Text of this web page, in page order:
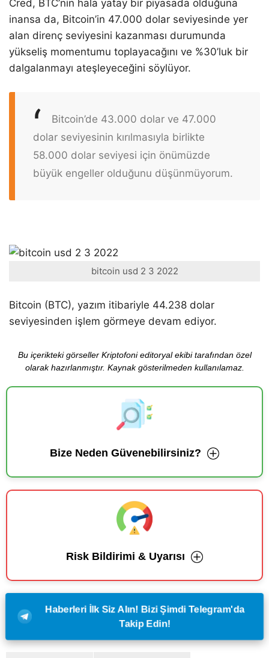
Cred, BTC’nin hala yatay bir piyasada olduğuna
inansa da, Bitcoin’in 47.000 dolar seviyesinde yer
alan direnç seviyesini kazanması durumunda
yükseliş momentumu toplayacağını ve %30’luk bir
dalgalanmayı ateşleyeceğini söylüyor.
Bitcoin’de 43.000 dolar ve 47.000
dolar seviyesinin kırılmasıyla birlikte
58.000 dolar seviyesi için önümüzde
büyük engeller olduğunu düşünmüyorum.
bitcoin usd 2 3 2022
Bitcoin (BTC), yazım itibariyle 44.238 dolar
seviyesinden işlem görmeye devam ediyor.
Bu içerikteki görseller Kriptofoni editoryal ekibi tarafından özel
olarak hazırlanmıştır. Kaynak gösterilmeden kullanılamaz.
Bize Neden Güvenebilirsiniz?
Risk Bildirimi & Uyarısı
Haberleri İlk Siz Alın! Bizi Şimdi Telegram'da
Takip Edin!